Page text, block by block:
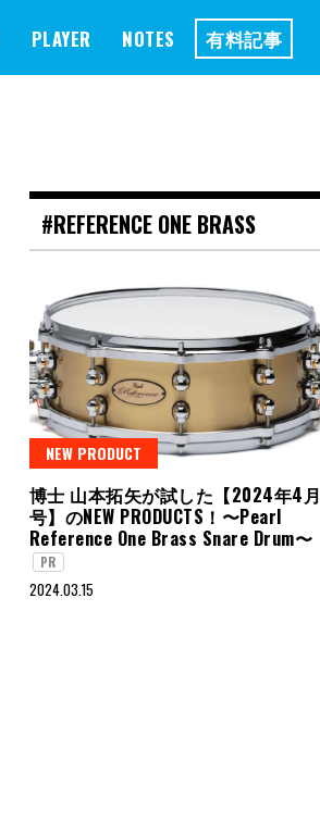
PLAYER NOTES 有料記事
#REFERENCE ONE BRASS
NEW PRODUCT
博士 山本拓矢が試した【2024年4月
号】のNEW PRODUCTS！〜Pearl
Reference One Brass Snare Drum〜
PR
2024.03.15